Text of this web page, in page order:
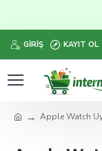
GIRIŞ KAYIT OL
Apple Watch